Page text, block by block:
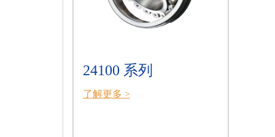
24100 系列
了解更多 >